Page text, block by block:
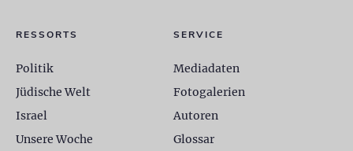
RESSORTS
Politik
Jüdische Welt
Israel
Unsere Woche
SERVICE
Mediadaten
Fotogalerien
Autoren
Glossar